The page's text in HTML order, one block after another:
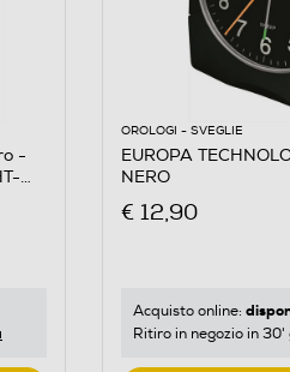
-
OROLOGI - SVEGLIE
EUROPA
NERO
€ 12,90
Acquisto online:
Ritiro in negozio in